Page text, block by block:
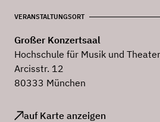
VERANSTALTUNGSORT
Großer Konzertsaal
Hochschule für Musik und
Arcisstr. 12
80333 München
auf Karte anzeigen